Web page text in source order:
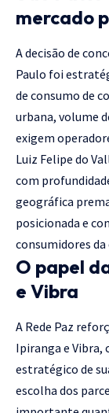
mercado
A decisão de
Paulo foi
de consumo de
urbana, volume
exigem
Luiz Felipe do
com
geográfica
posicionada e
consumidores
O papel
e Vibra
A Rede Paz
Ipiranga e Vibra,
estratégico de
escolha dos